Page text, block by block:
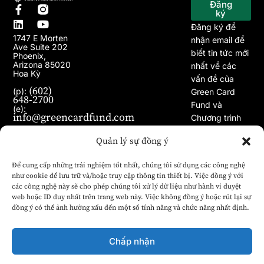
Quản lý sự đồng ý
Để cung cấp những trải nghiệm tốt nhất, chúng tôi sử dụng các công nghệ
như cookie để lưu trữ và/hoặc truy cập thông tin thiết bị. Việc đồng ý với
các công nghệ này sẽ cho phép chúng tôi xử lý dữ liệu như hành vi duyệt
web hoặc ID duy nhất trên trang web này. Việc không đồng ý hoặc rút lại sự
đồng ý có thể ảnh hưởng xấu đến một số tính năng và chức năng nhất định.
Chấp nhận
1747 E Morten
Ave Suite 202
Phoenix,
Arizona 85020
Hoa Kỳ
(p): (602)
648-2700
(e):
info@greencardfund.com
Đăng
ký
Đăng ký để
nhận email để
biết tin tức mới
nhất về các
vấn đề của
Green Card
Fund và
Chương trình